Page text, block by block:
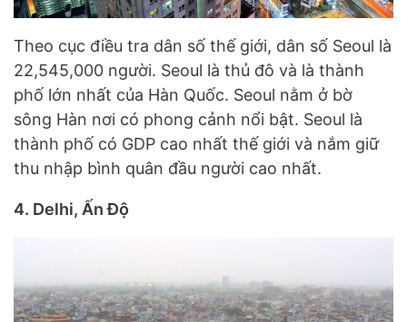
Theo cục điều tra dân số thế giới, dân số Seoul là
22,545,000 người. Seoul là thủ đô và là thành
phố lớn nhất của Hàn Quốc. Seoul nằm ở bờ
sông Hàn nơi có phong cảnh nổi bật. Seoul là
thành phố có GDP cao nhất thế giới và nắm giữ
thu nhập bình quân đầu người cao nhất.
4. Delhi, Ấn Độ